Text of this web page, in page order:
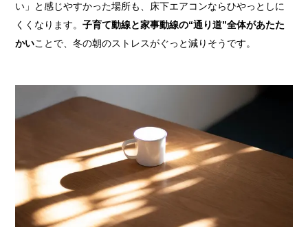
い」と感じやすかった場所も、床下エアコンならひやっとしに
くくなります。子育て動線と家事動線の“通り道”全体があたた
かいことで、冬の朝のストレスがぐっと減りそうです。